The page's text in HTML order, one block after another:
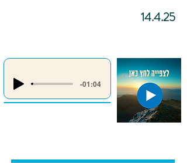
14.4.25
-01:04